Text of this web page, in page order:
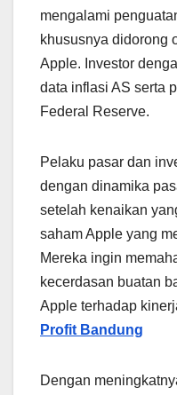
mengalami
khususnya didorong
Apple. Investor
data inflasi AS serta
Federal Reserve.
Pelaku pasar dan
dengan dinamika
setelah kenaikan
saham Apple yang
Mereka ingin
kecerdasan buatan
Apple terhadap
Profit Bandung
Dengan